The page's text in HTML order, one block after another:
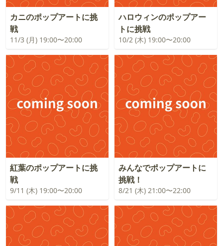
カニのポップアートに挑
戦
11/3 (月) 19:00〜20:00
ハロウィンのポップアー
トに挑戦
10/2 (木) 19:00〜20:00
紅葉のポップアートに挑
戦
9/11 (木) 19:00〜20:00
みんなでポップアートに
挑戦！
8/21 (木) 21:00〜22:00